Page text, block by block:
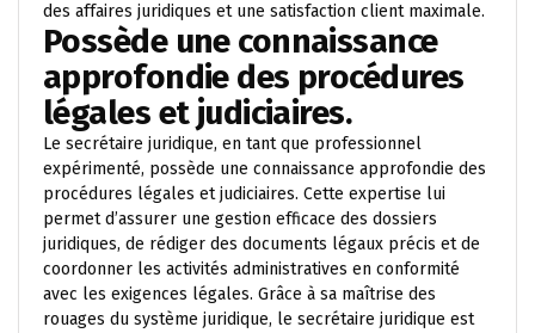
des affaires juridiques et une satisfaction client maximale.
Possède une connaissance
approfondie des procédures
légales et judiciaires.
Le secrétaire juridique, en tant que professionnel
expérimenté, possède une connaissance approfondie des
procédures légales et judiciaires. Cette expertise lui
permet d’assurer une gestion efficace des dossiers
juridiques, de rédiger des documents légaux précis et de
coordonner les activités administratives en conformité
avec les exigences légales. Grâce à sa maîtrise des
rouages du système juridique, le secrétaire juridique est